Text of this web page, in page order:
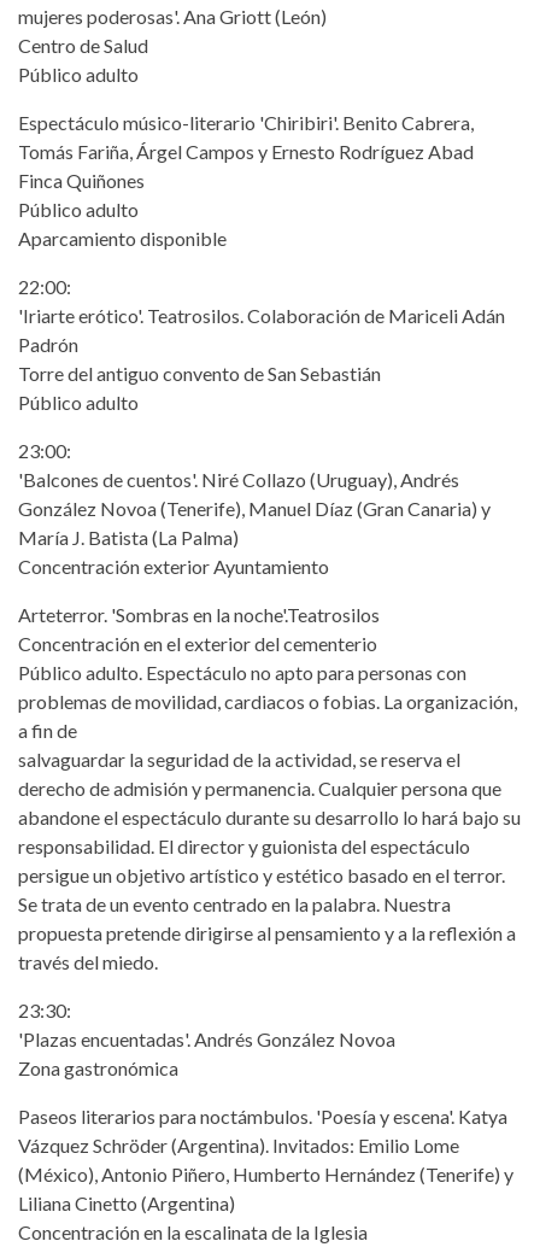
mujeres poderosas'. Ana Griott (León)
Centro de Salud
Público adulto
Espectáculo músico-literario 'Chiribiri'. Benito Cabrera,
Tomás Fariña, Árgel Campos y Ernesto Rodríguez Abad
Finca Quiñones
Público adulto
Aparcamiento disponible
22:00:
'Iriarte erótico'. Teatrosilos. Colaboración de Mariceli Adán
Padrón
Torre del antiguo convento de San Sebastián
Público adulto
23:00:
'Balcones de cuentos'. Niré Collazo (Uruguay), Andrés
González Novoa (Tenerife), Manuel Díaz (Gran Canaria) y
María J. Batista (La Palma)
Concentración exterior Ayuntamiento
Arteterror. 'Sombras en la noche'.Teatrosilos
Concentración en el exterior del cementerio
Público adulto. Espectáculo no apto para personas con
problemas de movilidad, cardiacos o fobias. La organización,
a fin de
salvaguardar la seguridad de la actividad, se reserva el
derecho de admisión y permanencia. Cualquier persona que
abandone el espectáculo durante su desarrollo lo hará bajo su
responsabilidad. El director y guionista del espectáculo
persigue un objetivo artístico y estético basado en el terror.
Se trata de un evento centrado en la palabra. Nuestra
propuesta pretende dirigirse al pensamiento y a la reflexión a
través del miedo.
23:30:
'Plazas encuentadas'. Andrés González Novoa
Zona gastronómica
Paseos literarios para noctámbulos. 'Poesía y escena'. Katya
Vázquez Schröder (Argentina). Invitados: Emilio Lome
(México), Antonio Piñero, Humberto Hernández (Tenerife) y
Liliana Cinetto (Argentina)
Concentración en la escalinata de la Iglesia